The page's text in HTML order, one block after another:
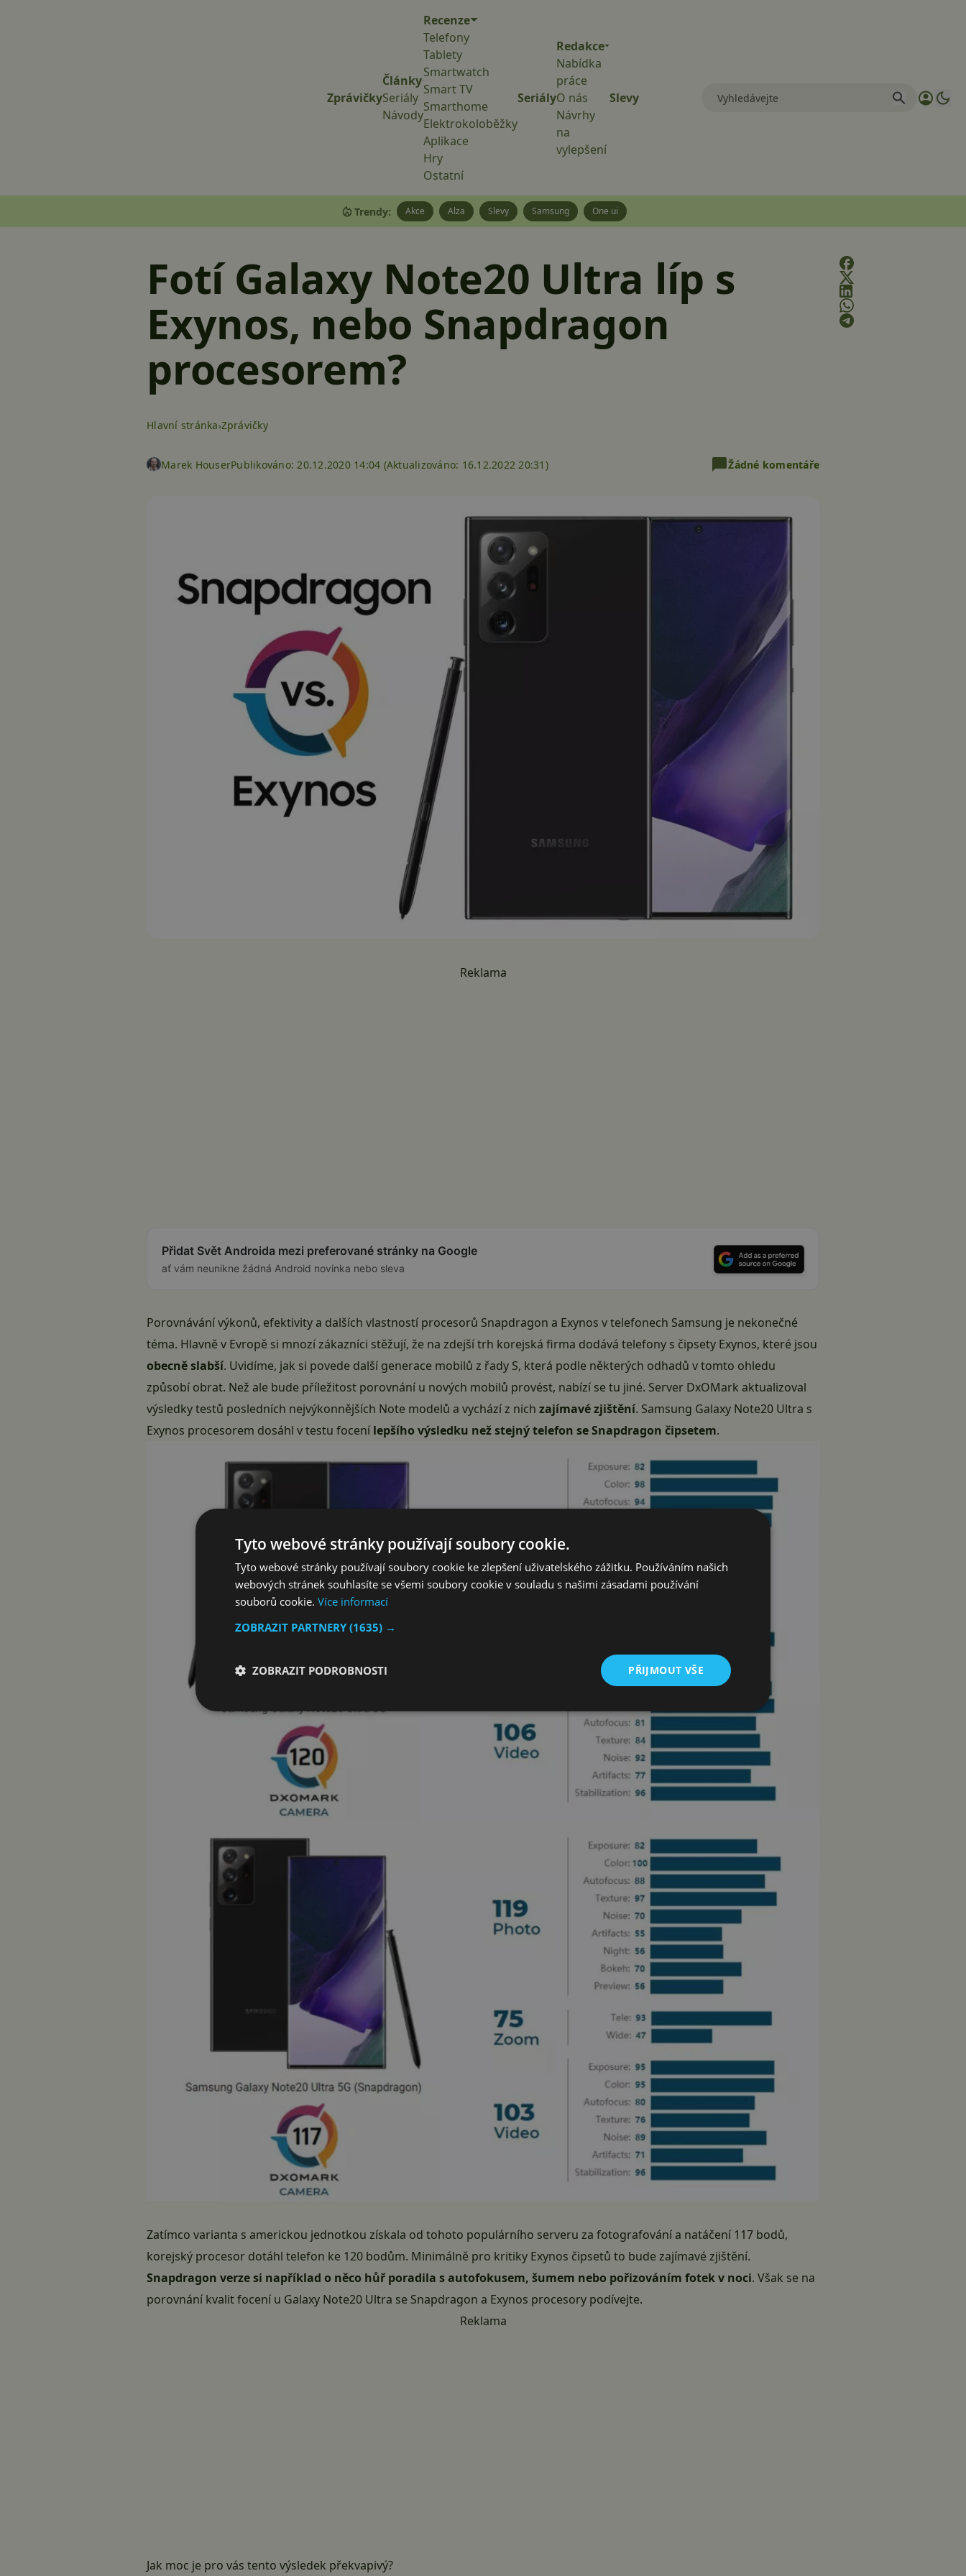
Zprávičky
Články
Seriály
Návody
Recenze
Telefony
Tablety
Smartwatch
Smart TV
Smarthome
Elektrokoloběžky
Aplikace
Hry
Ostatní
Seriály
Redakce
Nabídka
práce
O nás
Návrhy
na
vylepšení
Slevy
Trendy: Akce Alza Slevy Samsung One ui
Fotí Galaxy Note20 Ultra líp s
Exynos, nebo Snapdragon
procesorem?
Hlavní stránka Zprávičky
Marek HouserPublikováno: 20.12.2020 14:04 (Aktualizováno: 16.12.2022 20:31) Žádné komentáře
Reklama
Přidat Svět Androida mezi preferované stránky na Google
ať vám neunikne žádná Android novinka nebo sleva
Porovnávání výkonů, efektivity a dalších vlastností procesorů Snapdragon a Exynos v telefonech Samsung je nekonečné
téma. Hlavně v Evropě si mnozí zákazníci stěžují, že na zdejší trh korejská firma dodává telefony s čipsety Exynos, které jsou
obecně slabší. Uvidíme, jak si povede další generace mobilů z řady S, která podle některých odhadů v tomto ohledu
způsobí obrat. Než ale bude příležitost porovnání u nových mobilů provést, nabízí se tu jiné. Server DxOMark aktualizoval
výsledky testů posledních nejvýkonnějších Note modelů a vychází z nich zajímavé zjištění. Samsung Galaxy Note20 Ultra s
Exynos procesorem dosáhl v testu focení lepšího výsledku než stejný telefon se Snapdragon čipsetem.
Zatímco varianta s americkou jednotkou získala od tohoto populárního serveru za fotografování a natáčení 117 bodů,
korejský procesor dotáhl telefon ke 120 bodům. Minimálně pro kritiky Exynos čipsetů to bude zajímavé zjištění.
Snapdragon verze si například o něco hůř poradila s autofokusem, šumem nebo pořizováním fotek v noci. Však se na
porovnání kvalit focení u Galaxy Note20 Ultra se Snapdragon a Exynos procesory podívejte.
Reklama
Jak moc je pro vás tento výsledek překvapivý?
Tyto webové stránky používají soubory cookie.
Tyto webové stránky používají soubory cookie ke zlepšení uživatelského zážitku. Používáním našich
webových stránek souhlasíte se všemi soubory cookie v souladu s našimi zásadami používání
souborů cookie. Více informací
ZOBRAZIT PARTNERY(1635) →
PŘIJMOUT VŠE
ZOBRAZIT PODROBNOSTI